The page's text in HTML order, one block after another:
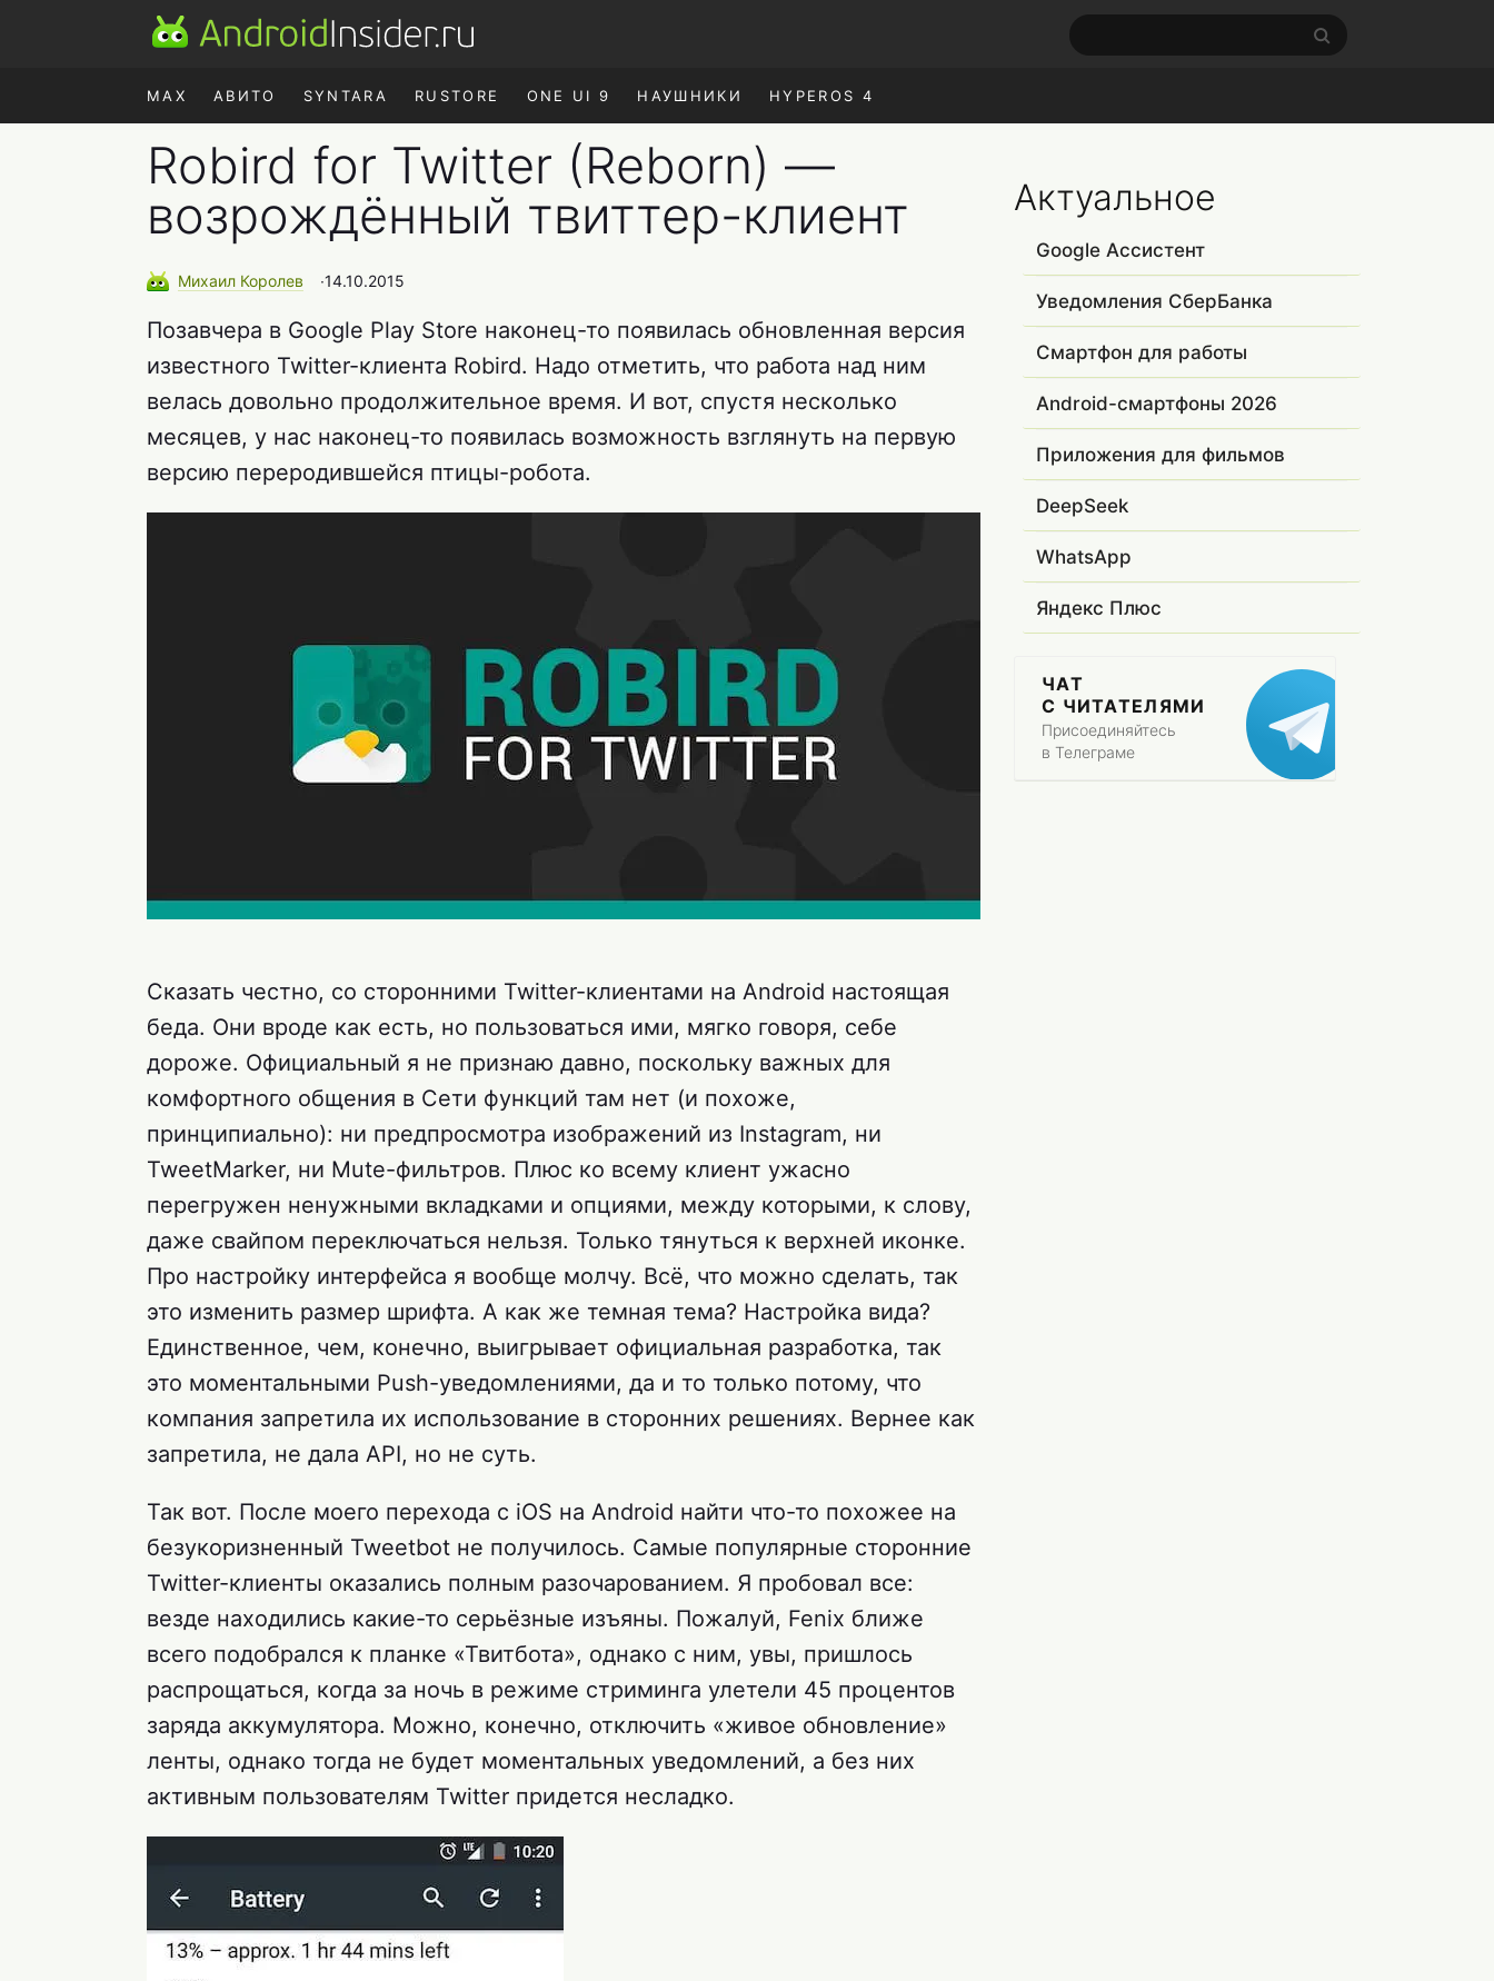
MAX АВИТО SYNTARA RUSTORE ONE UI 9 НАУШНИКИ HYPEROS 4
Robird for Twitter (Reborn) —
возрождённый твиттер-клиент
Михаил Королев ∙14.10.2015
Позавчера в Google Play Store наконец-то появилась обновленная версия
известного Twitter-клиента Robird. Надо отметить, что работа над ним
велась довольно продолжительное время. И вот, спустя несколько
месяцев, у нас наконец-то появилась возможность взглянуть на первую
версию переродившейся птицы-робота.
Сказать честно, со сторонними Twitter-клиентами на Android настоящая
беда. Они вроде как есть, но пользоваться ими, мягко говоря, себе
дороже. Официальный я не признаю давно, поскольку важных для
комфортного общения в Сети функций там нет (и похоже,
принципиально): ни предпросмотра изображений из Instagram, ни
TweetMarker, ни Mute-фильтров. Плюс ко всему клиент ужасно
перегружен ненужными вкладками и опциями, между которыми, к слову,
даже свайпом переключаться нельзя. Только тянуться к верхней иконке.
Про настройку интерфейса я вообще молчу. Всё, что можно сделать, так
это изменить размер шрифта. А как же темная тема? Настройка вида?
Единственное, чем, конечно, выигрывает официальная разработка, так
это моментальными Push-уведомлениями, да и то только потому, что
компания запретила их использование в сторонних решениях. Вернее как
запретила, не дала API, но не суть.
Так вот. После моего перехода с iOS на Android найти что-то похожее на
безукоризненный Tweetbot не получилось. Самые популярные сторонние
Twitter-клиенты оказались полным разочарованием. Я пробовал все:
везде находились какие-то серьёзные изъяны. Пожалуй, Fenix ближе
всего подобрался к планке «Твитбота», однако с ним, увы, пришлось
распрощаться, когда за ночь в режиме стриминга улетели 45 процентов
заряда аккумулятора. Можно, конечно, отключить «живое обновление»
ленты, однако тогда не будет моментальных уведомлений, а без них
активным пользователям Twitter придется несладко.
Актуальное
Google Ассистент
Уведомления СберБанка
Смартфон для работы
Android-смартфоны 2026
Приложения для фильмов
DeepSeek
WhatsApp
Яндекс Плюс
ЧАТ
С ЧИТАТЕЛЯМИ
Присоединяйтесь
в Телеграме